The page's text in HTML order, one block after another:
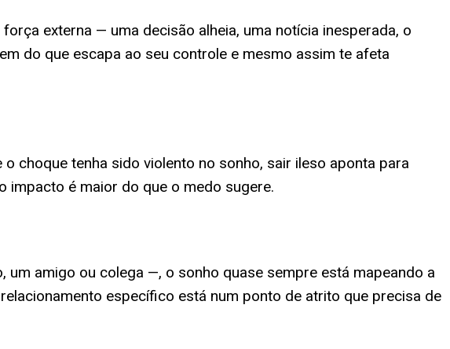
externa — uma decisão alheia, uma notícia inesperada, o
do que escapa ao seu controle e mesmo assim te afeta
choque tenha sido violento no sonho, sair ileso aponta para
impacto é maior do que o medo sugere.
amigo ou colega —, o sonho quase sempre está mapeando a
específico está num ponto de atrito que precisa de